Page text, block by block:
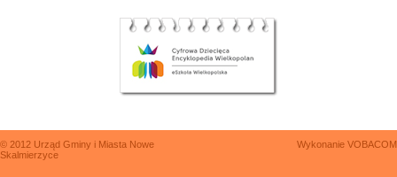
© 2012 Urząd Gminy i Miasta Nowe
Skalmierzyce
Wykonanie VOBACOM